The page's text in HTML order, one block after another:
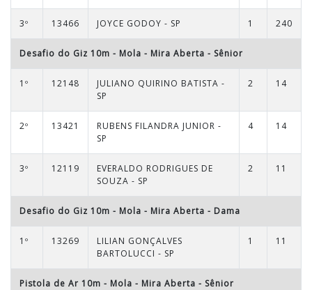
3º 13466 JOYCE GODOY - SP 1 240
Desafio do Giz 10m - Mola - Mira Aberta - Sênior
1º 12148
JULIANO QUIRINO BATISTA -
SP
2 14
2º 13421
RUBENS FILANDRA JUNIOR -
SP
4 14
3º 12119
EVERALDO RODRIGUES DE
SOUZA - SP
2 11
Desafio do Giz 10m - Mola - Mira Aberta - Dama
1º 13269
LILIAN GONÇALVES
BARTOLUCCI - SP
1 11
Pistola de Ar 10m - Mola - Mira Aberta - Sênior